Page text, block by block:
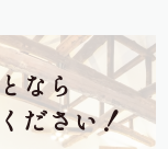
なら
ださい！